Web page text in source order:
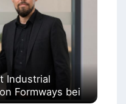
Industrial
Formways bei